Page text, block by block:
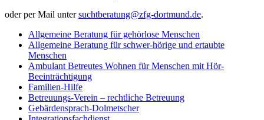
oder per Mail untersuchtberatung@zfg-dortmund.de.
Allgemeine Beratung für gehörlose Menschen
Allgemeine Beratung für schwer-hörige und ertaubte
Menschen
Ambulant Betreutes Wohnen für Menschen mit Hör-
Beeinträchtigung
Familien-Hilfe
Betreuungs-Verein – rechtliche Betreuung
Gebärdensprach-Dolmetscher